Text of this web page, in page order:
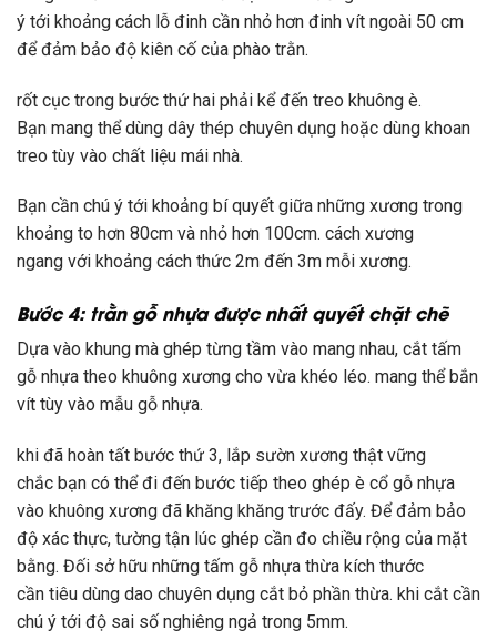
ý tới khoảng cách lỗ đinh cần nhỏ hơn đinh vít ngoài 50 cm
để đảm bảo độ kiên cố của phào trằn.
rốt cục trong bước thứ hai phải kể đến treo khuông è.
Bạn mang thểdùng dây thép chuyên dụng hoặc dùng khoan
treo tùy vào chất liệu mái nhà.
Bạn cần chú ý tới khoảng bí quyết giữa những xương trong
khoảng to hơn 80cm và nhỏ hơn 100cm. cách xương
ngang với khoảng cách thức 2m đến 3m mỗi xương.
Bước 4: trằngỗ nhựa đượcnhất quyếtchặt chẽ
Dựa vào khung mà ghép từng tầm vào mang nhau, cắt tấm
gỗ nhựa theo khuông xương cho vừa khéo léo. mang thể bắn
vít tùy vào mẫu gỗ nhựa.
khi đã hoàn tất bước thứ 3, lắp sườn xương thật vững
chắc bạn có thể đi đến bước tiếp theo ghép è cổ gỗ nhựa
vào khuông xương đã khăng khăng trước đấy. Để đảm bảo
độ xác thực, tường tận lúc ghép cần đo chiều rộng của mặt
bằng. Đối sở hữu những tấm gỗ nhựa thừa kích thước
cần tiêu dùng dao chuyên dụng cắt bỏ phần thừa. khi cắt cần
chú ý tới độ sai số nghiêng ngả trong 5mm.